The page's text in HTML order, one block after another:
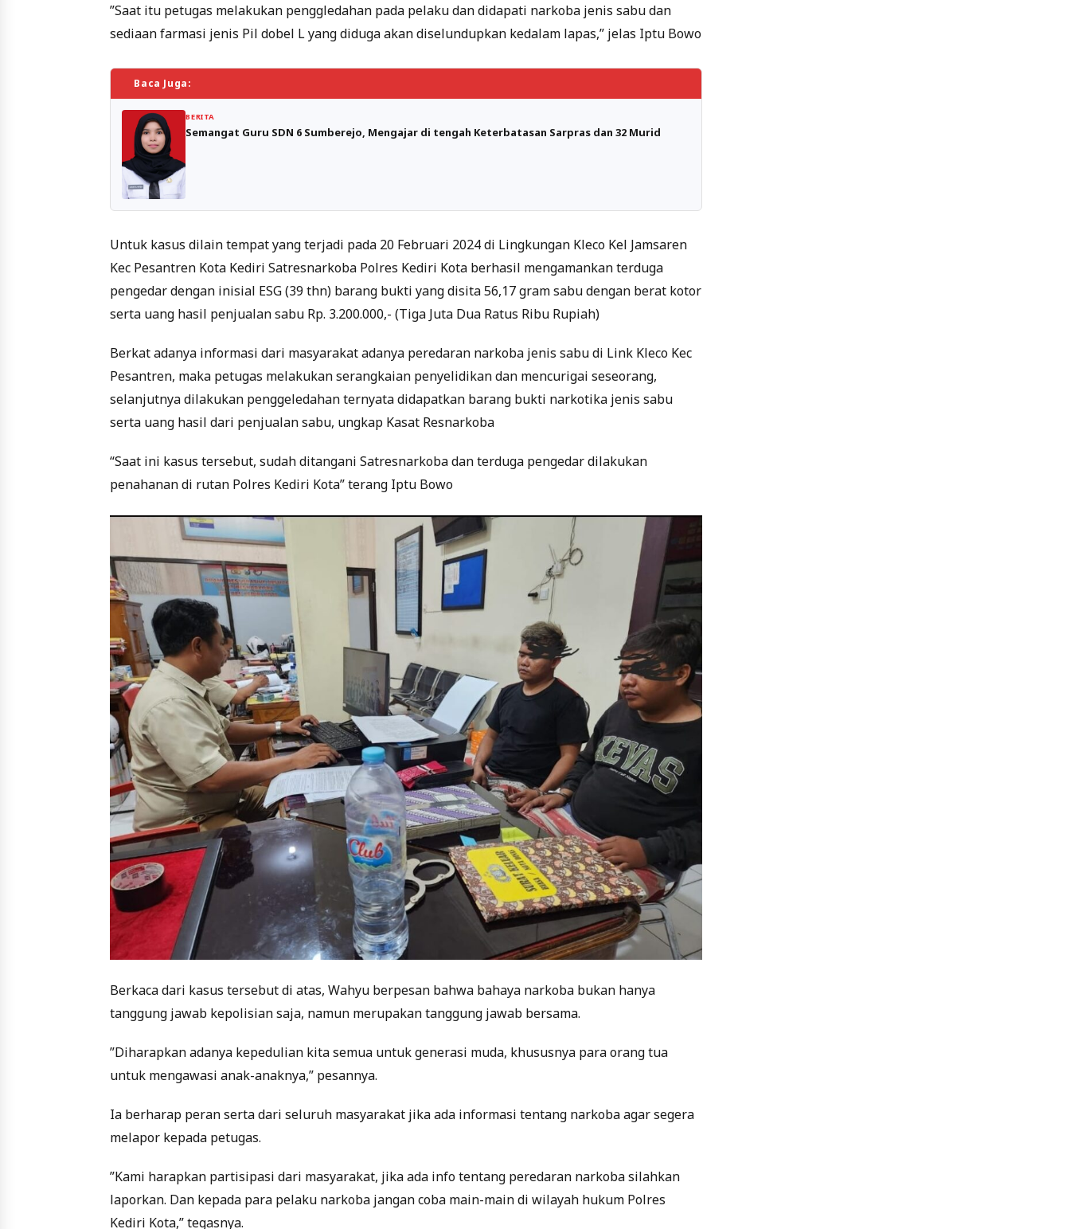
”Saat itu petugas melakukan penggledahan pada pelaku dan didapati narkoba jenis sabu dan
sediaan farmasi jenis Pil dobel L yang diduga akan diselundupkan kedalam lapas,” jelas Iptu Bowo
Baca Juga:
BERITA
Semangat Guru SDN 6 Sumberejo, Mengajar di tengah Keterbatasan Sarpras dan 32 Murid
Untuk kasus dilain tempat yang terjadi pada 20 Februari 2024 di Lingkungan Kleco Kel Jamsaren
Kec Pesantren Kota Kediri Satresnarkoba Polres Kediri Kota berhasil mengamankan terduga
pengedar dengan inisial ESG (39 thn) barang bukti yang disita 56,17 gram sabu dengan berat kotor
serta uang hasil penjualan sabu Rp. 3.200.000,- (Tiga Juta Dua Ratus Ribu Rupiah)
Berkat adanya informasi dari masyarakat adanya peredaran narkoba jenis sabu di Link Kleco Kec
Pesantren, maka petugas melakukan serangkaian penyelidikan dan mencurigai seseorang,
selanjutnya dilakukan penggeledahan ternyata didapatkan barang bukti narkotika jenis sabu
serta uang hasil dari penjualan sabu, ungkap Kasat Resnarkoba
“Saat ini kasus tersebut, sudah ditangani Satresnarkoba dan terduga pengedar dilakukan
penahanan di rutan Polres Kediri Kota” terang Iptu Bowo
Berkaca dari kasus tersebut di atas, Wahyu berpesan bahwa bahaya narkoba bukan hanya
tanggung jawab kepolisian saja, namun merupakan tanggung jawab bersama.
”Diharapkan adanya kepedulian kita semua untuk generasi muda, khususnya para orang tua
untuk mengawasi anak-anaknya,” pesannya.
Ia berharap peran serta dari seluruh masyarakat jika ada informasi tentang narkoba agar segera
melapor kepada petugas.
”Kami harapkan partisipasi dari masyarakat, jika ada info tentang peredaran narkoba silahkan
laporkan. Dan kepada para pelaku narkoba jangan coba main-main di wilayah hukum Polres
Kediri Kota,” tegasnya.